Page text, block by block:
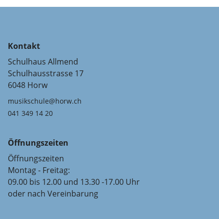
Kontakt
Schulhaus Allmend
Schulhausstrasse 17
6048 Horw
musikschule@horw.ch
041 349 14 20
Öffnungszeiten
Öffnungszeiten
Montag - Freitag:
09.00 bis 12.00 und 13.30 -17.00 Uhr
oder nach Vereinbarung